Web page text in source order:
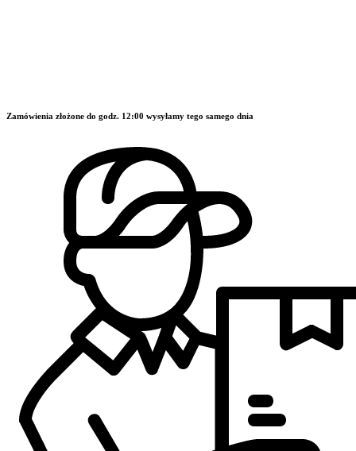
Zamówienia złożone do godz. 12:00 wysyłamy tego samego dnia